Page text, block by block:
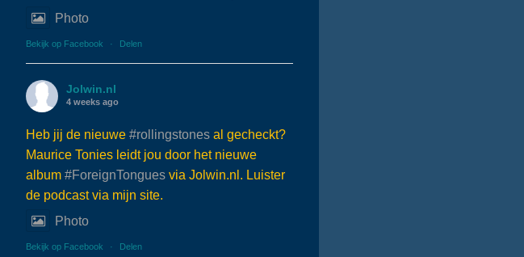
Photo
Bekijk op Facebook · Delen
Jolwin.nl
4 weeks ago
Heb jij de nieuwe #rollingstones al gecheckt?
Maurice Tonies leidt jou door het nieuwe
album #ForeignTongues via Jolwin.nl. Luister
de podcast via mijn site.
Photo
Bekijk op Facebook · Delen